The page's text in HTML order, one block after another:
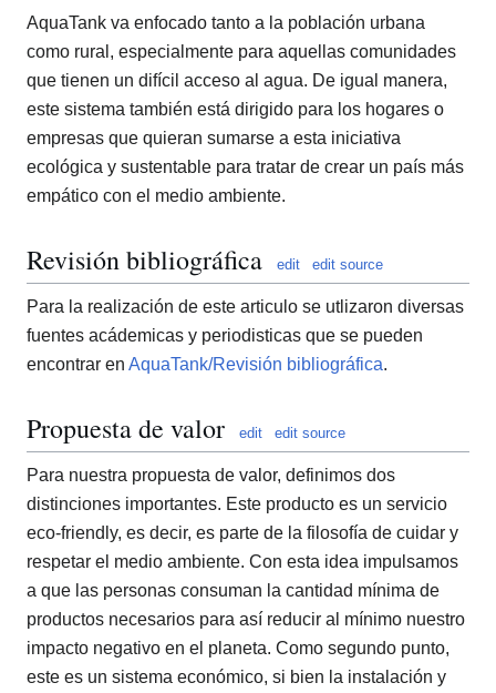
AquaTank va enfocado tanto a la población urbana
como rural, especialmente para aquellas comunidades
que tienen un difícil acceso al agua. De igual manera,
este sistema también está dirigido para los hogares o
empresas que quieran sumarse a esta iniciativa
ecológica y sustentable para tratar de crear un país más
empático con el medio ambiente.
Revisión bibliográfica edit edit source
Para la realización de este articulo se utlizaron diversas
fuentes acádemicas y periodisticas que se pueden
encontrar en AquaTank/Revisión bibliográfica.
Propuesta de valor edit edit source
Para nuestra propuesta de valor, definimos dos
distinciones importantes. Este producto es un servicio
eco-friendly, es decir, es parte de la filosofía de cuidar y
respetar el medio ambiente. Con esta idea impulsamos
a que las personas consuman la cantidad mínima de
productos necesarios para así reducir al mínimo nuestro
impacto negativo en el planeta. Como segundo punto,
este es un sistema económico, si bien la instalación y